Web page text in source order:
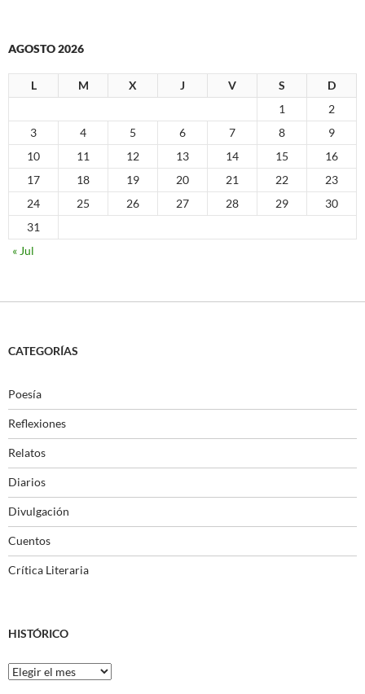
AGOSTO 2026
L M X J V S
D
1
2
3
4 5 6 7 8
9
10
11 12 13 14 15
16
17
18 19 20 21 22
23
24
25 26 27 28 29
30
31
« Jul
CATEGORÍAS
Poesía
Reflexiones
Relatos
Diarios
Divulgación
Cuentos
Crítica Literaria
HISTÓRICO
Histórico